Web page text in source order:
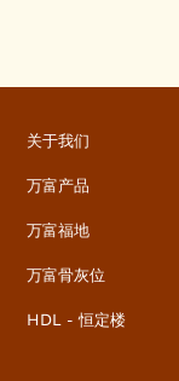
关于我们
万富产品
万富福地
万富骨灰位
HDL - 恒定楼